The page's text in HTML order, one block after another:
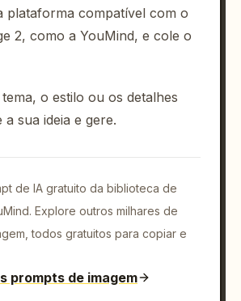
plataforma compatível com o
2, como a YouMind, e cole o
o estilo ou os detalhes
sua ideia e gere.
de IA gratuito da biblioteca de
Explore outros milhares de
todos gratuitos para copiar e
prompts de imagem